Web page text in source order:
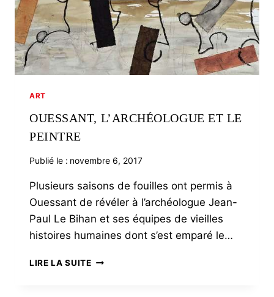
ART
OUESSANT, L’ARCHÉOLOGUE ET LE
PEINTRE
Publié le : novembre 6, 2017
Plusieurs saisons de fouilles ont permis à
Ouessant de révéler à l’archéologue Jean-
Paul Le Bihan et ses équipes de vieilles
histoires humaines dont s’est emparé le…
LIRE LA SUITEOUESSANT,